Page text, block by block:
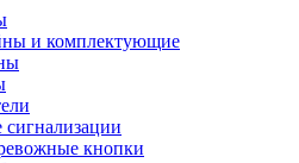
и комплектующие
кнопки